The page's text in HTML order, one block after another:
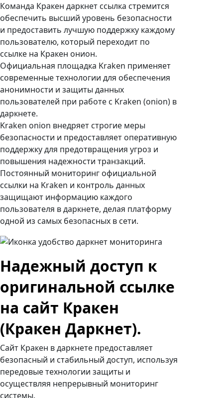
Команда Кракен даркнет ссылка стремится
обеспечить высший уровень безопасности
и предоставить лучшую поддержку каждому
пользователю, который переходит по
ссылке на Кракен онион.
Официальная площадка Kraken применяет
современные технологии для обеспечения
анонимности и защиты данных
пользователей при работе с Kraken (onion) в
даркнете.
Kraken onion внедряет строгие меры
безопасности и предоставляет оперативную
поддержку для предотвращения угроз и
повышения надежности транзакций.
Постоянный мониторинг официальной
ссылки на Kraken и контроль данных
защищают информацию каждого
пользователя в даркнете, делая платформу
одной из самых безопасных в сети.
Надежный доступ к
оригинальной ссылке
на сайт Кракен
(Кракен Даркнет).
Сайт Кракен в даркнете предоставляет
безопасный и стабильный доступ, используя
передовые технологии защиты и
осуществляя непрерывный мониторинг
системы.